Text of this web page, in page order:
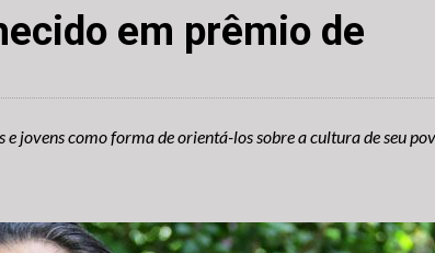
em prêmio de
jovens como forma de orientá-los sobre a cultura de seu